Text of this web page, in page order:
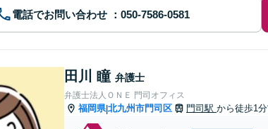
電話でお問い合わせ
田川 瞳 弁護士
弁護士法人ＯＮＥ 門司オフィス
福岡県|北九州市門司区 門司駅 から徒歩1分